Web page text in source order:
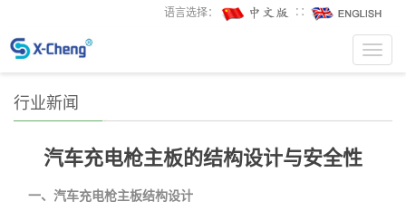
语言选择： ∷
行业新闻
汽车充电枪主板的结构设计与安全性
一、汽车充电枪主板结构设计